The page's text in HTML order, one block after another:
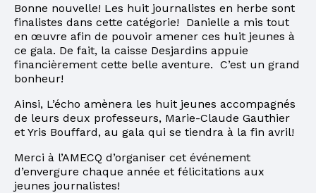
Bonne nouvelle! Les huit journalistes en herbe sont
finalistes dans cette catégorie! Danielle a mis tout
en œuvre afin de pouvoir amener ces huit jeunes à
ce gala. De fait, la caisse Desjardins appuie
financièrement cette belle aventure. C’est un grand
bonheur!
Ainsi, L’écho amènera les huit jeunes accompagnés
de leurs deux professeurs, Marie-Claude Gauthier
et Yris Bouffard, au gala qui se tiendra à la fin avril!
Merci à l’AMECQ d’organiser cet événement
d’envergure chaque année et félicitations aux
jeunes journalistes!